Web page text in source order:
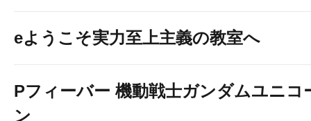
eようこそ実力至上主義の教室へ
Pフィーバー 機動戦士ガンダムユニコ
ン